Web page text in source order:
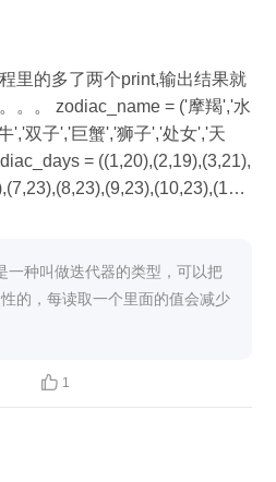
里的多了两个print,输出结果就
= ('摩羯','水
','双子','巨蟹','狮子','处女','天
= ((1,20),(2,19),(3,21),
= len(list(zodiac_day)) %
print(zodiac_name[zodac_len])
一种叫做迭代器的类型，可以把
的，每读取一个里面的值会减少
 1